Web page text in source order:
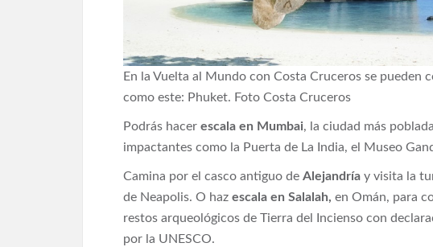
En la Vuelta al Mundo con Costa Cruceros se pueden
como este: Phuket. Foto Costa Cruceros
Podrás hacer escala en Mumbai, la ciudad más
impactantes como la Puerta de La India, el Museo
Camina por el casco antiguo de Alejandría y visita la
de Neapolis. O haz escala en Salalah, en Omán, para
restos arqueológicos de Tierra del Incienso con
por la UNESCO.